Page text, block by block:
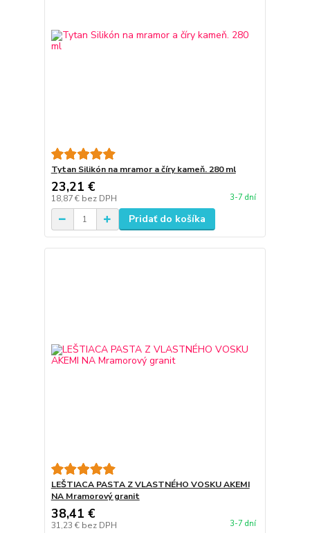
Tytan Silikón na mramor a číry kameň. 280 ml
23,21 €
18,87 € bez DPH 3-7 dní
Pridať do košíka
LEŠTIACA PASTA Z VLASTNÉHO VOSKU AKEMI
NA Mramorový granit
38,41 €
31,23 € bez DPH 3-7 dní